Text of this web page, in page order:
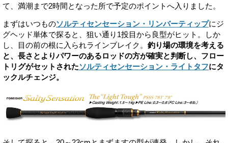
て、満潮まで2時間となった所で予定のポイントへ入りました。
まずはいつものソルティセンセーション・リンバーティップにジ
グヘッド単体で探ると、狙い通り1投目から良型がヒット。しか
し、目の前の根に入られラインブレイク。 釣り場の環境を考える
と、長さとよりパワーのあるロッドの方が確実と判断し、フロー
トリグがセットされたソルティセンセーション・ライトタフにタ
ックルチェンジ。